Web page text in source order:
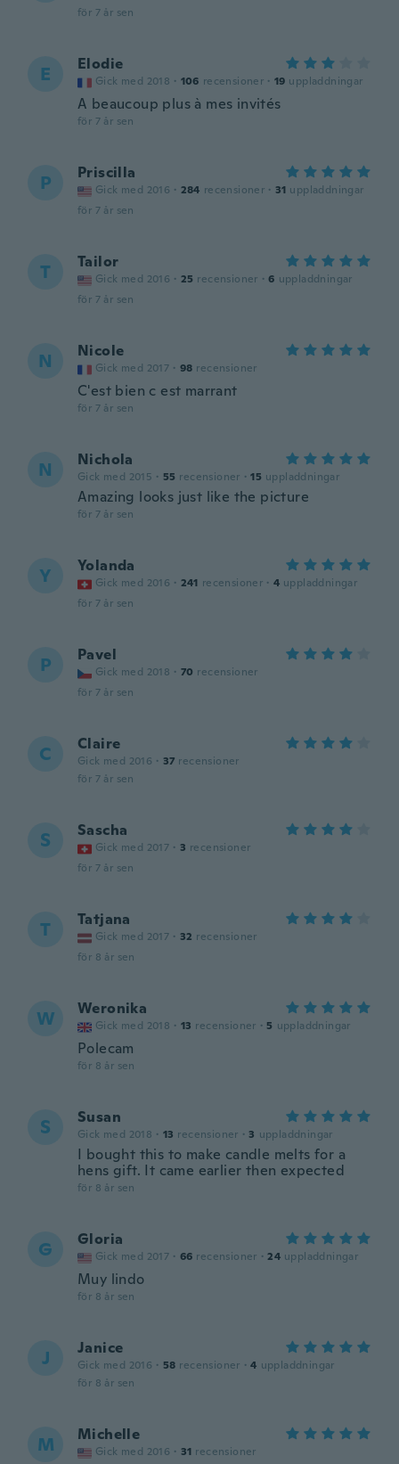
för 7 år sen
E Elodie
Gick med 2018 · 106 recensioner · 19 uppladdningar
A beaucoup plus à mes invités
för 7 år sen
P Priscilla
Gick med 2016 · 284 recensioner · 31 uppladdningar
för 7 år sen
T Tailor
Gick med 2016 · 25 recensioner · 6 uppladdningar
för 7 år sen
N Nicole
Gick med 2017 · 98 recensioner
C'est bien c est marrant
för 7 år sen
N Nichola
Gick med 2015 · 55 recensioner · 15 uppladdningar
Amazing looks just like the picture
för 7 år sen
Y Yolanda
Gick med 2016 · 241 recensioner · 4 uppladdningar
för 7 år sen
P Pavel
Gick med 2018 · 70 recensioner
för 7 år sen
C Claire
Gick med 2016 · 37 recensioner
för 7 år sen
S Sascha
Gick med 2017 · 3 recensioner
för 7 år sen
T Tatjana
Gick med 2017 · 32 recensioner
för 8 år sen
W Weronika
Gick med 2018 · 13 recensioner · 5 uppladdningar
Polecam
för 8 år sen
S Susan
Gick med 2018 · 13 recensioner · 3 uppladdningar
I bought this to make candle melts for a
hens gift. It came earlier then expected
för 8 år sen
G Gloria
Gick med 2017 · 66 recensioner · 24 uppladdningar
Muy lindo
för 8 år sen
J Janice
Gick med 2016 · 58 recensioner · 4 uppladdningar
för 8 år sen
M Michelle
Gick med 2016 · 31 recensioner